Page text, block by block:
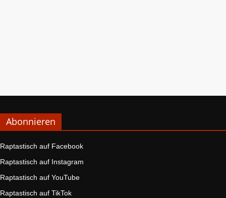
Abonnieren
Raptastisch auf Facebook
Raptastisch auf Instagram
Raptastisch auf YouTube
Raptastisch auf TikTok